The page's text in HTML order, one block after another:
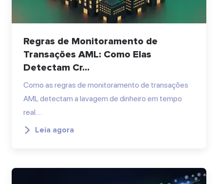
Regras de Monitoramento de
Transações AML: Como Elas
Detectam Cr...
Como as regras de monitoramento de transações
AML detectam a lavagem de dinheiro em tempo
real.…
Leia agora